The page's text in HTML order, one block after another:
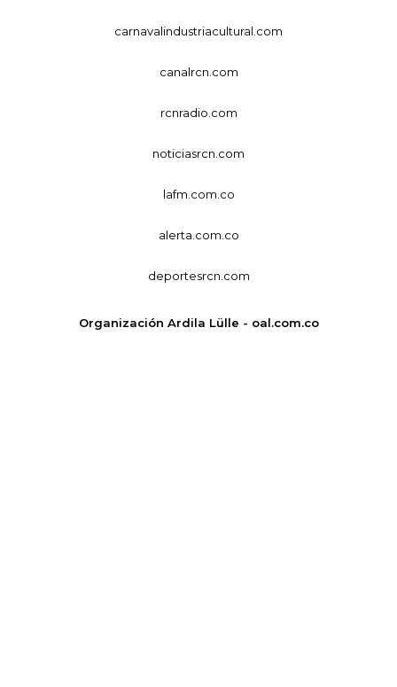
carnavalindustriacultural.com
canalrcn.com
rcnradio.com
noticiasrcn.com
lafm.com.co
alerta.com.co
deportesrcn.com
Organización Ardila Lülle - oal.com.co